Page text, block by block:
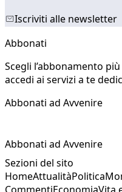
Iscriviti alle newsletter
Abbonati
Scegli l’abbonamento
accedi ai servizi a te
Abbonati ad Avvenire
Abbonati ad Avvenire
Sezioni del sito
HomeAttualitàPolitica